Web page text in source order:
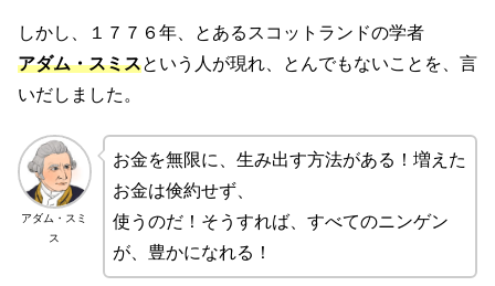
しかし、１７７６年、とあるスコットランドの学者
アダム・スミスという人が現れ、とんでもないことを、言
いだしました。
アダム・スミ
ス
お金を無限に、生み出す方法がある！増えた
お金は倹約せず、
使うのだ！そうすれば、すべてのニンゲン
が、豊かになれる！